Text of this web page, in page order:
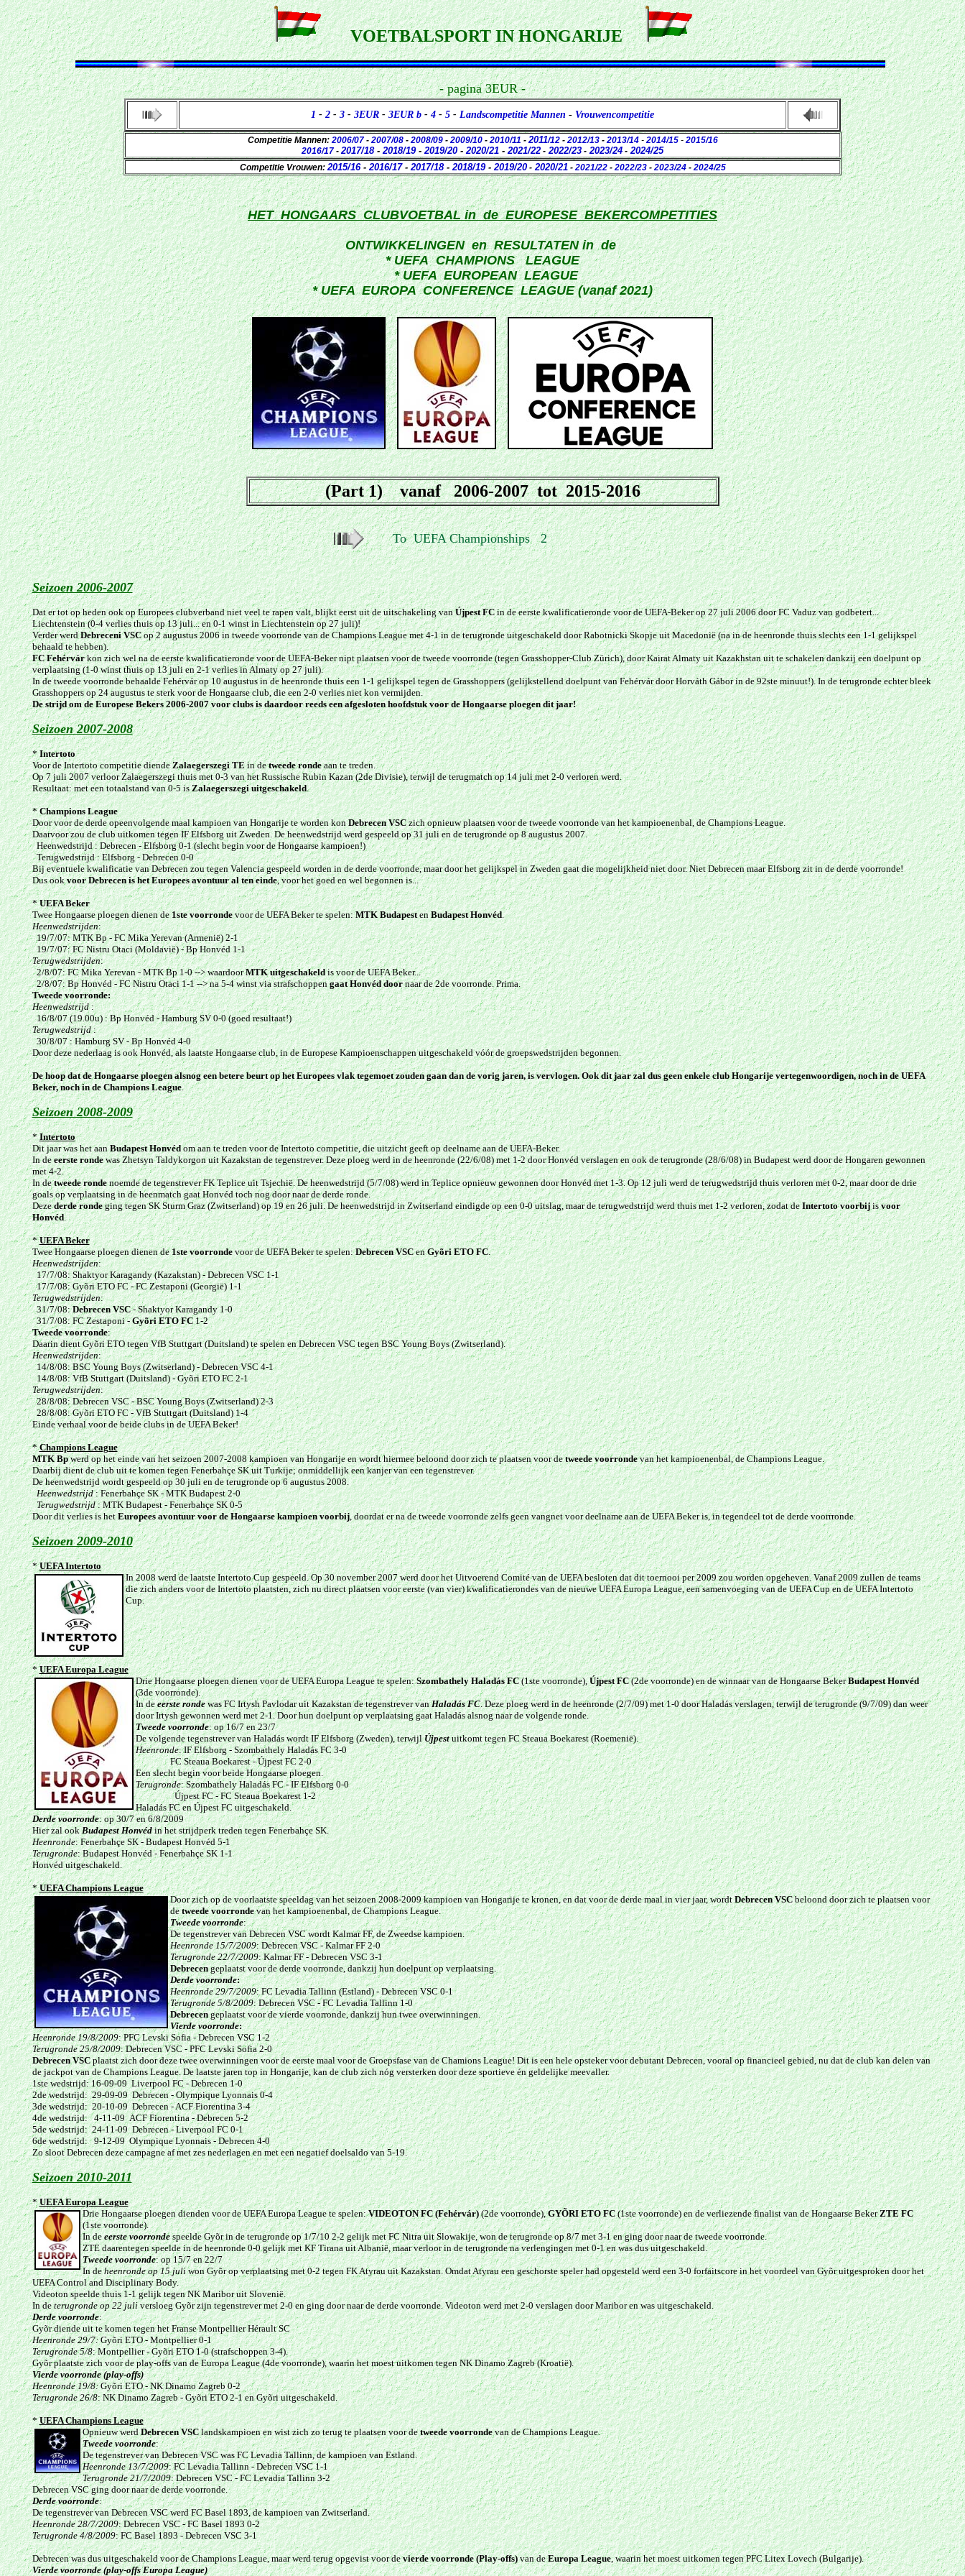
VOETBALSPORT IN HONGARIJE
- pagina 3EUR -
1 - 2 - 3 - 3EUR - 3EUR b -4 - 5 - Landscompetitie Mannen - Vrouwencompetitie
Competitie Mannen:2006/07-2007/08-2008/09-2009/10-2010/11 -2011/12-2012/13 -2013/14-2014/15-2015/16
2016/17 -2017/18- 2018/19- 2019/20 - 2020/21 - 2021/22 - 2022/23 - 2023/24 - 2024/25
Competitie Vrouwen:2015/16 -2016/17 -2017/18-2018/19 -2019/20-2020/21-2021/22-2022/23-2023/24-2024/25
HET HONGAARS CLUBVOETBAL in de EUROPESE BEKERCOMPETITIES
ONTWIKKELINGEN en RESULTATEN in de
* UEFA CHAMPIONS LEAGUE
* UEFA EUROPEAN LEAGUE
* UEFA EUROPA CONFERENCE LEAGUE (vanaf 2021)
(Part 1) vanaf 2006-2007 tot 2015-2016
To UEFA Championships 2
Seizoen 2006-2007
Dat er tot op heden ook op Europees clubverband niet veel te rapen valt, blijkt eerst uit de uitschakelingvanÚjpest FCin de eerste kwalificatieronde voor de UEFA-Bekerop 27 juli 2006 door FC Vaduz van godbetert...
Liechtenstein (0-4 verlies thuis op 13 juli... en 0-1 winst in Liechtenstein op 27 juli)!
Verder werdDebreceni VSCop 2 augustus 2006 in tweede voorronde van de Champions League met 4-1 in de terugronde uitgeschakeld door Rabotnicki Skopje uit Macedonië (na in de heenronde thuis slechts een 1-1 gelijkspel
behaald te hebben).
FC Fehérvárkon zich wel na de eerste kwalificatieronde voor de UEFA-Beker nipt plaatsen voor de tweede voorronde (tegen Grasshopper-Club Zürich), door Kairat Almaty uit Kazakhstan uit te schakelen dankzij een doelpunt op
verplaatsing (1-0 winst thuis op 13 juli en 2-1 verlies in Almaty op 27 juli).
In de tweede voorronde behaalde Fehérvár op 10 augustus in de heenronde thuis een 1-1 gelijkspel tegen de Grasshoppers (gelijkstellend doelpunt van Fehérvár door Horváth Gábor in de 92ste minuut!). In de terugronde echter bleek
Grasshoppers op 24 augustus te sterk voor de Hongaarse club, die een 2-0 verlies niet kon vermijden.
De strijd om de Europese Bekers 2006-2007 voor clubs is daardoor reeds een afgesloten hoofdstuk voor de Hongaarse ploegen dit jaar!
Seizoen 2007-2008
*Intertoto
Voor de Intertoto competitie diendeZalaegerszegi TEin detweede rondeaan te treden.
Op 7 juli 2007 verloorZalaegerszegithuis met 0-3 van het Russische Rubin Kazan (2de Divisie), terwijl de terugmatch op 14 juli met 2-0verlorenwerd.
Resultaat: met een totaalstand van 0-5 isZalaegerszegiuitgeschakeld.
*Champions League
Door voor de derde opeenvolgende maal kampioen van Hongarije te worden konDebrecen VSCzich opnieuw plaatsen voor de tweede voorronde van het kampioenenbal, de Champions League.
Daarvoor zou de club uitkomen tegen IF Elfsborg uit Zweden. De heenwedstrijd werd gespeeld op 31 juli en de terugronde op 8 augustus 2007.
Heenwedstrijd : Debrecen - Elfsborg 0-1 (slecht begin voor de Hongaarse kampioen!)
Terugwedstrijd : Elfsborg - Debrecen 0-0
Bij eventuele kwalificatie van Debrecen zou tegen Valencia gespeeld worden in de derde voorronde, maar door het gelijkspel in Zweden gaat die mogelijkheid niet door. Niet Debrecen maar Elfsborg zit in de derde voorronde!
Dus ookvoor Debrecen is het Europees avontuur al ten einde, voor het goed en wel begonnen is...
*UEFA Beker
Twee Hongaarse ploegen dienen de1ste voorrondevoor de UEFA Beker te spelen:MTK BudapestenBudapest Honvéd.
Heenwedstrijden:
19/7/07: MTK Bp - FC Mika Yerevan (Armenië) 2-1
19/7/07: FC Nistru Otaci (Moldavië) - Bp Honvéd 1-1
Terugwedstrijden:
2/8/07:FC Mika Yerevan-MTK Bp1-0 --> waardoorMTK uitgeschakeldis voor de UEFA Beker...
2/8/07:Bp Honvéd-FC Nistru Otaci1-1-->na5-4 winst viastrafschoppengaat Honvéd doornaar de 2de voorronde. Prima.
Tweede voorronde:
Heenwedstrijd:
16/8/07 (19.00u) : Bp Honvéd - Hamburg SV 0-0 (goed resultaat!)
Terugwedstrijd:
30/8/07 : Hamburg SV- Bp Honvéd 4-0
Door deze nederlaag is ook Honvéd, als laatste Hongaarse club, in de Europese Kampioenschappen uitgeschakeld vóór de groepswedstrijden begonnen.
De hoop dat de Hongaarse ploegen alsnog een betere beurt op het Europees vlak tegemoet zouden gaan dan de vorig jaren, is vervlogen.Ook dit jaar zal dus geen enkele club Hongarije vertegenwoordigen, noch in de UEFA
Beker, noch in de Champions League.
Seizoen 2008-2009
*Intertoto
Dit jaar was het aanBudapestHonvédom aan te treden voor de Intertoto competitie, die uitzicht geeft op deelname aan de UEFA-Beker.
In deeerste rondewas Zhetsyn Taldykorgon uit Kazakstan de tegenstrever. Deze ploeg werd in de heenronde (22/6/08) met 1-2 door Honvéd verslagen en ook de terugronde (28/6/08) in Budapest werd door de Hongaren gewonnen
met 4-2.
In detweede rondenoemde de tegenstrever FK Teplice uit Tsjechië. De heenwedstrijd (5/7/08) werd in Teplice opnieuw gewonnen door Honvéd met 1-3. Op 12 juli werd de terugwedstrijd thuis verloren met 0-2, maar door de drie
goals op verplaatsing in de heenmatch gaat Honvéd toch nog door naar de derde ronde.
Dezederde rondeging tegen SK Sturm Graz (Zwitserland) op 19 en 26 juli. De heenwedstrijd in Zwitserland eindigde op een 0-0 uitslag, maar de terugwedstrijd werd thuis met 1-2 verloren, zodat deIntertoto voorbijisvoor
Honvéd.
*UEFA Beker
Twee Hongaarse ploegen dienen de1ste voorrondevoor de UEFA Beker te spelen:Debrecen VSCenGyõri ETO FC.
Heenwedstrijden:
17/7/08: Shaktyor Karagandy (Kazakstan) - Debrecen VSC 1-1
17/7/08: Gyõri ETO FC - FC Zestaponi (Georgië) 1-1
Terugwedstrijden:
31/7/08:Debrecen VSC- Shaktyor Karagandy 1-0
31/7/08: FC Zestaponi -Gyõri ETO FC1-2
Tweede voorronde:
Daarin dient Gyõri ETO tegen VfB Stuttgart (Duitsland) te spelen en Debrecen VSC tegen BSC Young Boys (Zwitserland).
Heenwedstrijden:
14/8/08: BSC Young Boys (Zwitserland) - Debrecen VSC 4-1
14/8/08: VfB Stuttgart (Duitsland) - Gyõri ETO FC 2-1
Terugwedstrijden:
28/8/08: Debrecen VSC - BSC Young Boys (Zwitserland) 2-3
28/8/08: Gyõri ETO FC - VfB Stuttgart (Duitsland) 1-4
Einde verhaal voor de beide clubs in de UEFA Beker!
*Champions League
MTK Bpwerd op het einde van het seizoen 2007-2008 kampioen van Hongarije en wordt hiermee beloond door zich te plaatsen voor detweede voorrondevan het kampioenenbal, de Champions League.
Daarbij dient de club uit te komen tegen Fenerbahçe SK uit Turkije; onmiddellijk een kanjer van een tegenstrever.
De heenwedstrijd wordt gespeeld op 30 juli en de terugronde op 6 augustus 2008.
Heenwedstrijd: Fenerbahçe SK - MTK Budapest 2-0
Terugwedstrijd: MTK Budapest - Fenerbahçe SK 0-5
Door dit verlies is hetEuropees avontuur voor de Hongaarse kampioen voorbij, doordat er na de tweede voorronde zelfs geen vangnet voor deelname aan de UEFA Beker is, in tegendeel tot de derde voorrronde.
Seizoen 2009-2010
*UEFA Intertoto
In 2008 werd de laatste Intertoto Cup gespeeld. Op 30 november 2007 werd door het Uitvoerend Comité van de UEFA besloten dat dit toernooi per 2009 zou worden opgeheven. Vanaf 2009 zullen de teams
die zich anders voor de Intertoto plaatsten, zich nu direct plaatsen voor eerste (van vier) kwalificatierondes van de nieuwe UEFA Europa League, een samenvoeging van de UEFA Cup en de UEFA Intertoto
Cup.
*UEFA Europa League
Drie Hongaarse ploegen dienen voor de UEFA Europa League te spelen:Szombathely Haladás FC(1ste voorronde),Újpest FC(2de voorronde) en de winnaar van de Hongaarse BekerBudapest Honvéd
(3de voorronde).
In deeerste rondewas FC Irtysh Pavlodar uit Kazakstan de tegenstrever vanHaladás FC. Deze ploeg werd in de heenronde (2/7/09) met 1-0 door Haladás verslagen, terwijl de terugronde (9/7/09) dan weer
door Irtysh gewonnen werd met 2-1. Door hun doelpunt op verplaatsing gaat Haladás alsnog naar de volgende ronde.
Tweede voorronde: op 16/7 en 23/7
De volgende tegenstrever van Haladás wordt IF Elfsborg (Zweden), terwijlÚjpestuitkomt tegen FC Steaua Boekarest (Roemenië).
Heenronde: IF Elfsborg - Szombathely Haladás FC 3-0
FC Steaua Boekarest - Újpest FC 2-0
Een slecht begin voor beide Hongaarse ploegen.
Terugronde: Szombathely Haladás FC - IF Elfsborg 0-0
Újpest FC - FC Steaua Boekarest 1-2
Haladás FC en Újpest FC uitgeschakeld.
Derde voorronde: op 30/7 en 6/8/2009
Hier zal ookBudapest Honvédin het strijdperk treden tegen Fenerbahçe SK.
Heenronde: Fenerbahçe SK - Budapest Honvéd 5-1
Terugronde: Budapest Honvéd - Fenerbahçe SK 1-1
Honvéd uitgeschakeld.
*UEFA Champions League
Door zich op de voorlaatste speeldag van het seizoen 2008-2009 kampioen van Hongarije te kronen, en dat voor de derde maal in vier jaar, wordtDebrecen VSCbeloond door zich te plaatsen voor
detweede voorrondevan het kampioenenbal, de Champions League.
Tweede voorronde:
De tegenstrever van Debrecen VSC wordt Kalmar FF, de Zweedse kampioen.
Heenronde 15/7/2009: Debrecen VSC - Kalmar FF 2-0
Terugronde 22/7/2009: Kalmar FF - Debrecen VSC 3-1
Debrecengeplaatst voor de derde voorronde, dankzij hun doelpunt op verplaatsing.
Derde voorronde:
Heenronde 29/7/2009: FC Levadia Tallinn (Estland) - Debrecen VSC 0-1
Terugronde 5/8/2009: Debrecen VSC - FC Levadia Tallinn 1-0
Debrecengeplaatst voor de vierde voorronde, dankzij hun twee overwinningen.
Vierde voorronde:
Heenronde 19/8/2009: PFC Levski Sofia - Debrecen VSC 1-2
Terugronde 25/8/2009: Debrecen VSC - PFC Levski Sofia 2-0
Debrecen VSCplaatst zich door deze twee overwinningen voor de eerste maal voor de Groepsfase van de Chamions League! Dit is een hele opsteker voor debutant Debrecen, vooral op financieel gebied, nu dat de club kan delen van
de jackpot van de Champions League. De laatste jaren top in Hongarije, kan de club zich nóg versterken door deze sportieve én geldelijke meevaller.
1ste wedstrijd: 16-09-09 Liverpool FC - Debrecen 1-0
2de wedstrijd: 29-09-09 Debrecen - Olympique Lyonnais 0-4
3de wedstrijd: 20-10-09 Debrecen - ACF Fiorentina 3-4
4de wedstrijd: 4-11-09 ACF Fiorentina - Debrecen 5-2
5de wedstrijd: 24-11-09 Debrecen - Liverpool FC 0-1
6de wedstrijd: 9-12-09 Olympique Lyonnais - Debrecen 4-0
Zo sloot Debrecen deze campagne af met zes nederlagen en met een negatief doelsaldo van 5-19.
Seizoen 2010-2011
*UEFA Europa League
Drie Hongaarse ploegen dienden voor de UEFA Europa League te spelen:VIDEOTON FC (Fehérvár)(2de voorronde),GYÕRI ETO FC(1ste voorronde) en de verliezende finalist van de Hongaarse BekerZTE FC
(1ste voorronde).
In deeerste voorrondespeelde Gyõr in de terugronde op 1/7/10 2-2 gelijk met FC Nitra uit Slowakije, won de terugronde op 8/7 met 3-1 en ging door naar de tweede voorronde.
ZTE daarentegen speelde in de heenronde 0-0 gelijk met KF Tirana uit Albanië, maar verloor in de terugronde na verlengingen met 0-1 en was dus uitgeschakeld.
Tweede voorronde: op 15/7 en 22/7
In deheenronde op 15 juliwon Gyõr op verplaatsing met 0-2 tegen FK Atyrau uit Kazakstan. Omdat Atyrau een geschorste speler had opgesteld werd een 3-0 forfaitscore in het voordeel van Gyõr uitgesproken door het
UEFA Control and Disciplinary Body.
Videoton speelde thuis 1-1 gelijk tegen NK Maribor uit Slovenië.
In deterugronde op 22 juliversloeg Gyõr zijn tegenstrever met 2-0 en ging door naar de derde voorronde. Videoton werd met 2-0 verslagen door Maribor en was uitgeschakeld.
Derde voorronde:
Gyõr diende uit te komen tegen het Franse Montpellier Hérault SC
Heenronde 29/7:Gyõri ETO - Montpellier 0-1
Terugronde 5/8: Montpellier - Gyõri ETO 1-0 (strafschoppen 3-4).
Gyõr plaatste zich voor de play-offs van de Europa League (4de voorronde), waarin het moest uitkomen tegen NK Dinamo Zagreb (Kroatië).
Vierde voorronde (play-offs)
Heenronde 19/8:Gyõri ETO - NK Dinamo Zagreb 0-2
Terugronde 26/8: NK Dinamo Zagreb - Gyõri ETO 2-1 en Gyõri uitgeschakeld.
*UEFA Champions League
Opnieuw werdDebrecen VSClandskampioen en wist zich zo terug te plaatsen voor detweede voorrondevan de Champions League.
Tweede voorronde:
De tegenstrever van Debrecen VSC was FC Levadia Tallinn, de kampioen van Estland.
Heenronde 13/7/2009: FC Levadia Tallinn - Debrecen VSC 1-1
Terugronde 21/7/2009: Debrecen VSC - FC Levadia Tallinn 3-2
Debrecen VSC ging door naar de derde voorronde.
Derde voorronde:
De tegenstrever van Debrecen VSC werd FC Basel 1893, de kampioen van Zwitserland.
Heenronde 28/7/2009: Debrecen VSC - FC Basel 1893 0-2
Terugronde 4/8/2009: FC Basel 1893 - Debrecen VSC3-1
Debrecen was dus uitgeschakeld voor de Champions League, maar werd terug opgevist voor devierde voorronde (Play-offs)van deEuropa League, waarin het moest uitkomen tegen PFC Litex Lovech (Bulgarije).
Vierde voorronde (play-offs Europa League)